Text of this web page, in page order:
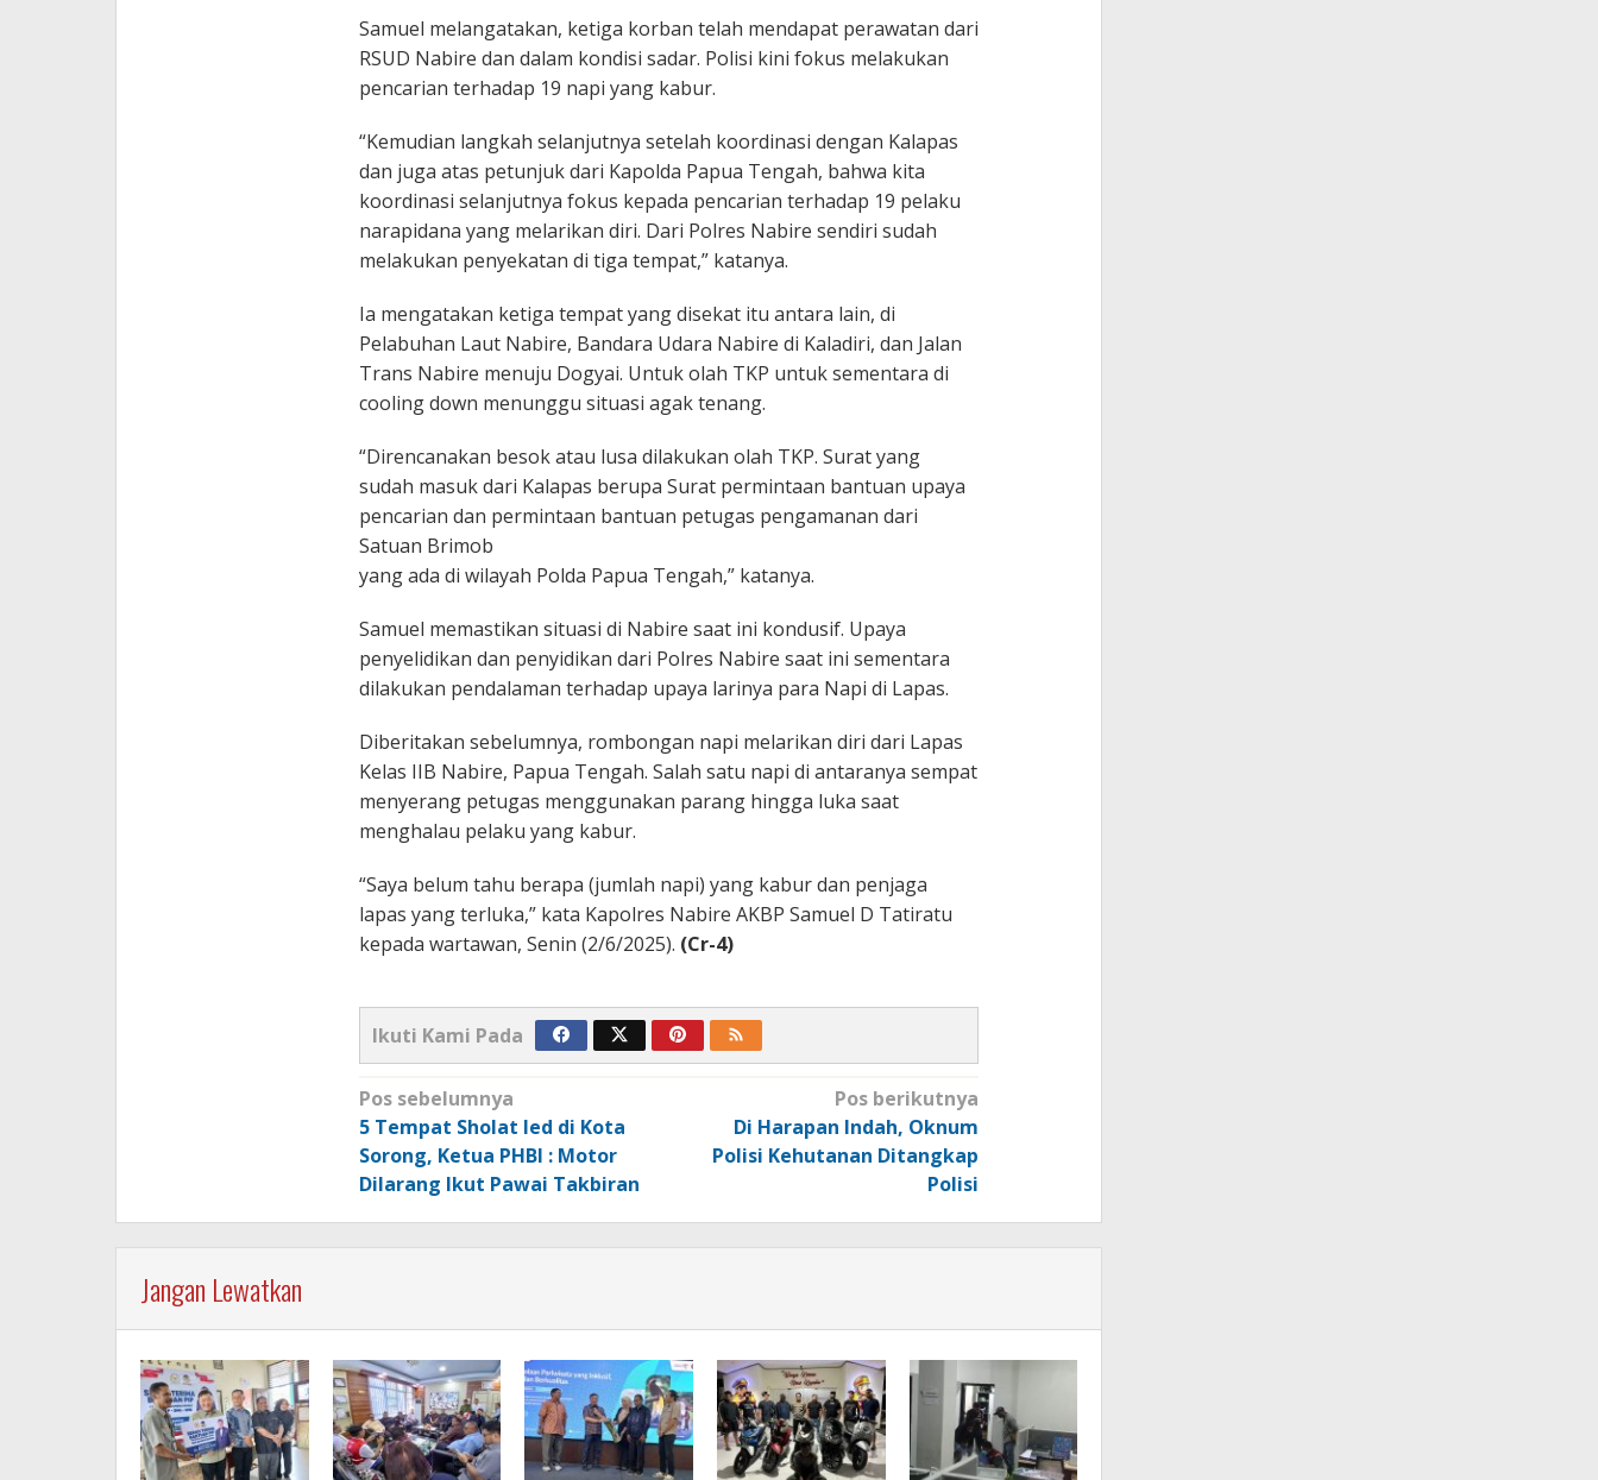
Samuel melangatakan, ketiga korban telah mendapat perawatan dari
RSUD Nabire dan dalam kondisi sadar. Polisi kini fokus melakukan
pencarian terhadap 19 napi yang kabur.
“Kemudian langkah selanjutnya setelah koordinasi dengan Kalapas
dan juga atas petunjuk dari Kapolda Papua Tengah, bahwa kita
koordinasi selanjutnya fokus kepada pencarian terhadap 19 pelaku
narapidana yang melarikan diri. Dari Polres Nabire sendiri sudah
melakukan penyekatan di tiga tempat,” katanya.
Ia mengatakan ketiga tempat yang disekat itu antara lain, di
Pelabuhan Laut Nabire, Bandara Udara Nabire di Kaladiri, dan Jalan
Trans Nabire menuju Dogyai. Untuk olah TKP untuk sementara di
cooling down menunggu situasi agak tenang.
“Direncanakan besok atau lusa dilakukan olah TKP. Surat yang
sudah masuk dari Kalapas berupa Surat permintaan bantuan upaya
pencarian dan permintaan bantuan petugas pengamanan dari
Satuan Brimob
yang ada di wilayah Polda Papua Tengah,” katanya.
Samuel memastikan situasi di Nabire saat ini kondusif. Upaya
penyelidikan dan penyidikan dari Polres Nabire saat ini sementara
dilakukan pendalaman terhadap upaya larinya para Napi di Lapas.
Diberitakan sebelumnya, rombongan napi melarikan diri dari Lapas
Kelas IIB Nabire, Papua Tengah. Salah satu napi di antaranya sempat
menyerang petugas menggunakan parang hingga luka saat
menghalau pelaku yang kabur.
“Saya belum tahu berapa (jumlah napi) yang kabur dan penjaga
lapas yang terluka,” kata Kapolres Nabire AKBP Samuel D Tatiratu
kepada wartawan, Senin (2/6/2025). (Cr-4)
Ikuti Kami Pada
Navigasi
pos
Pos sebelumnya
5 Tempat Sholat Ied di Kota
Sorong, Ketua PHBI : Motor
Dilarang Ikut Pawai Takbiran
Pos berikutnya
Di Harapan Indah, Oknum
Polisi Kehutanan Ditangkap
Polisi
Jangan Lewatkan